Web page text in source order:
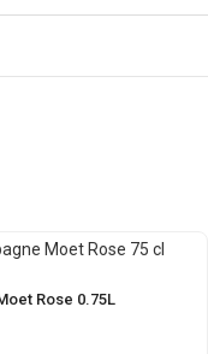
Rose 0.75L